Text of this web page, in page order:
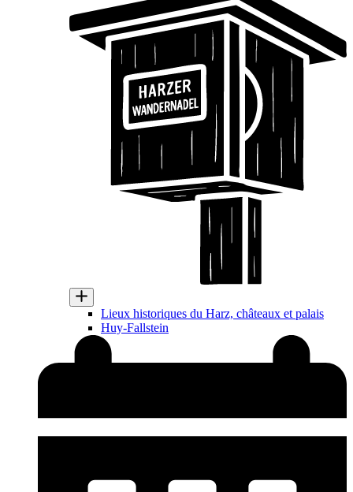
Lieux historiques du Harz, châteaux et palais
Huy-Fallstein